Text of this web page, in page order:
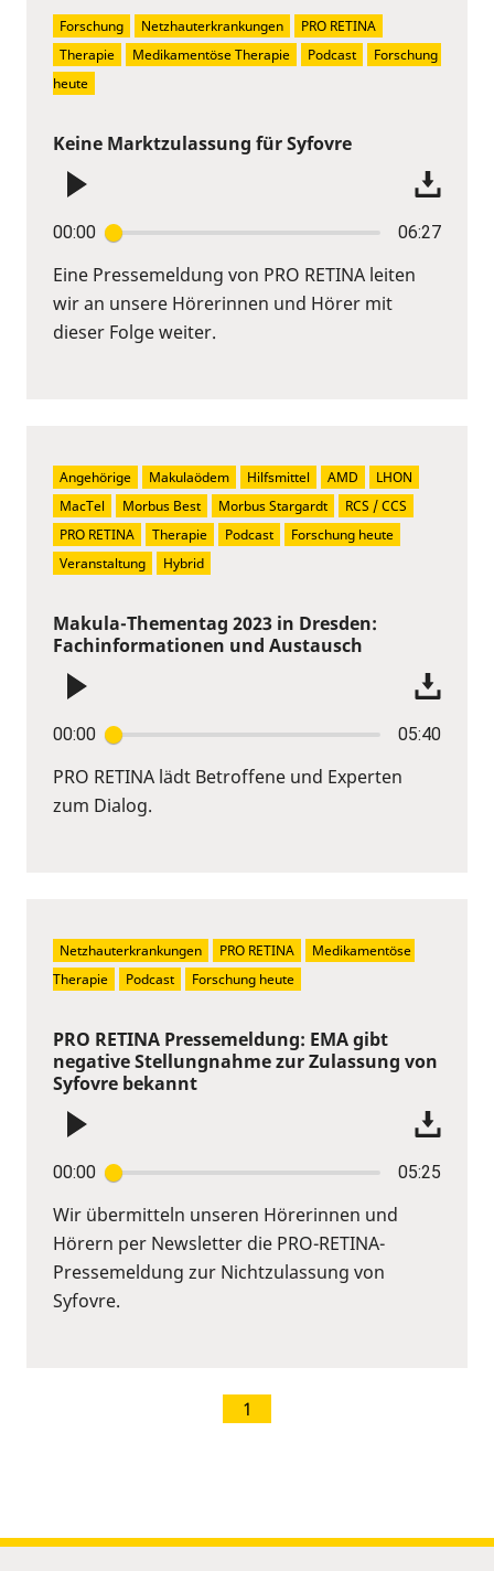
Keine Marktzulassung für Syfovre
00:00 06:27
Eine Pressemeldung von PRO RETINA leiten
wir an unsere Hörerinnen und Hörer mit
dieser Folge weiter.
Forschung Netzhauterkrankungen
PRO RETINA
Therapie
Medikamentöse Therapie Podcast
Forschung
heute
Makula-Thementag 2023 in Dresden:
Fachinformationen und Austausch
00:00 05:40
PRO RETINA lädt Betroffene und Experten
zum Dialog.
Angehörige Makulaödem Hilfsmittel AMD
LHON
MacTel
Morbus Best Morbus Stargardt
RCS / CCS
PRO RETINA
Therapie Podcast
Forschung heute
Veranstaltung
Hybrid
PRO RETINA Pressemeldung: EMA gibt
negative Stellungnahme zur Zulassung von
Syfovre bekannt
00:00 05:25
Wir übermitteln unseren Hörerinnen und
Hörern per Newsletter die PRO-RETINA-
Pressemeldung zur Nichtzulassung von
Syfovre.
Netzhauterkrankungen PRO RETINA
Medikamentöse
Therapie
Podcast Forschung heute
1